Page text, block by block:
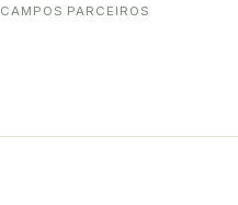
CAMPOS PARCEIROS